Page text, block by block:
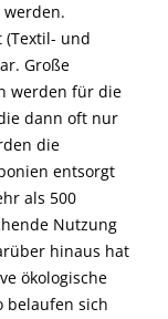
(Textil- und
Große
werden für die
dann oft nur
die
entsorgt
als 500
Nutzung
hinaus hat
ökologische
belaufen sich